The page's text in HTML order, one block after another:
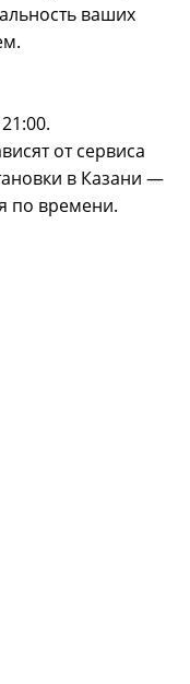
ваших
от сервиса
в Казани —
по времени.